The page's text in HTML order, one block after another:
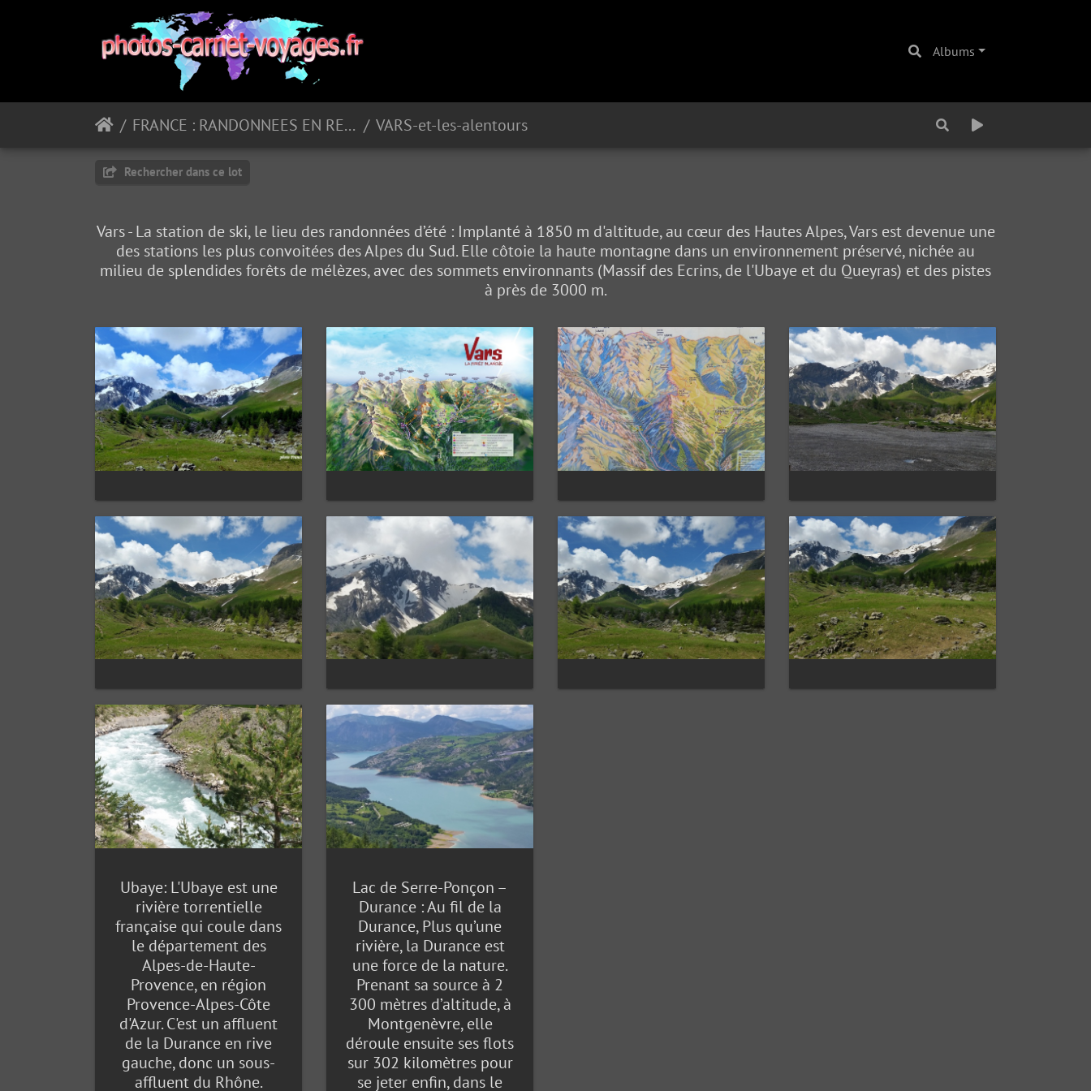
Albums
FRANCE : RANDONNEES EN REGION PACA VARS-et-les-alentours
Rechercher dans ce lot
Vars - La station de ski, le lieu des randonnées d’été : Implanté à 1850 m d'altitude, au cœur des Hautes Alpes, Vars est devenue une
des stations les plus convoitées des Alpes du Sud. Elle côtoie la haute montagne dans un environnement préservé, nichée au
milieu de splendides forêts de mélèzes, avec des sommets environnants (Massif des Ecrins, de l'Ubaye et du Queyras) et des pistes
à près de 3000 m.
Ubaye: L'Ubaye est une
rivière torrentielle
française qui coule dans
le département des
Alpes-de-Haute-
Provence, en région
Provence-Alpes-Côte
d'Azur. C'est un affluent
de la Durance en rive
gauche, donc un sous-
affluent du Rhône.
Lac de Serre-Ponçon –
Durance : Au fil de la
Durance, Plus qu’une
rivière, la Durance est
une force de la nature.
Prenant sa source à 2
300 mètres d’altitude, à
Montgenèvre, elle
déroule ensuite ses flots
sur 302 kilomètres pour
se jeter enfin, dans le